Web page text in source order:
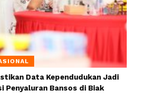
Data Kependudukan Jadi
Penyaluran Bansos di Biak